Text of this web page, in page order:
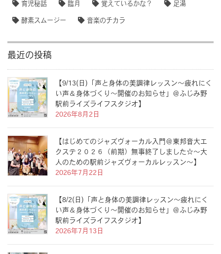
育児秘話 臨月 覚えているかな？ 足湯
酵素スムージー 音楽のチカラ
最近の投稿
【9/13(日)「声と身体の美調律レッスン〜疲れにく
い声＆身体づくり〜開催のお知らせ」＠ふじみ野
駅前ライズライフスタジオ】
2026年8月2日
【はじめてのジャズヴォーカル入門＠東邦音大エ
クステ２０２６（前期）無事終了しました☆〜大
人のための駅前ジャズヴォーカルレッスン〜】
2026年7月22日
【8/2(日)「声と身体の美調律レッスン〜疲れにく
い声＆身体づくり〜開催のお知らせ」＠ふじみ野
駅前ライズライフスタジオ】
2026年7月13日